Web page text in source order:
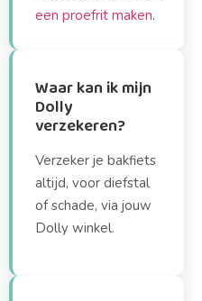
een proefrit maken.
Waar kan ik mijn
Dolly
verzekeren?
Verzeker je bakfiets
altijd, voor diefstal
of schade, via jouw
Dolly winkel.